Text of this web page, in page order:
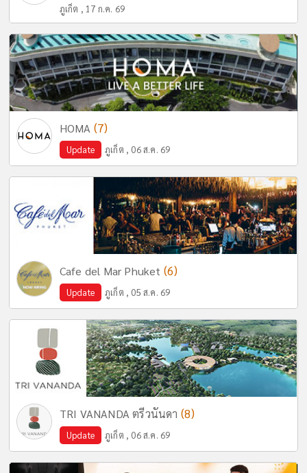
ภูเก็ต , 17 ก.ค. 69
HOMA (7)
Update ภูเก็ต , 06 ส.ค. 69
Cafe del Mar Phuket (6)
Update ภูเก็ต , 05 ส.ค. 69
TRI VANANDA ตรีวนันดา (8)
Update ภูเก็ต , 06 ส.ค. 69